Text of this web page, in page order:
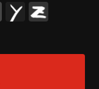
O
P